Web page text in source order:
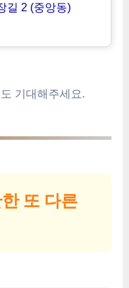
길 2 (중앙동)
기대해주세요.
또 다른